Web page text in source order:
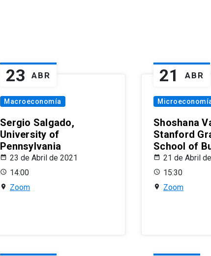
23 ABR
Macroeconomía
Sergio Salgado,
University of
Pennsylvania
23 de Abril de 2021
14:00
Zoom
21 ABR
Shoshana
Stanford
School of
21 de Abril
15:30
Zoom